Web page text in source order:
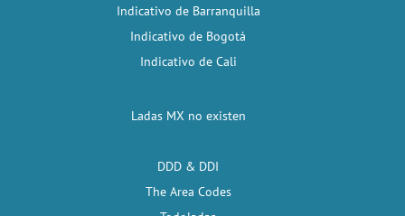
Indicativo de Barranquilla
Indicativo de Bogotá
Indicativo de Cali
Ladas MX no existen
DDD & DDI
The Area Codes